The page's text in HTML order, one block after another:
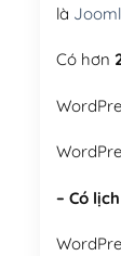
là
Có hơn
– Có